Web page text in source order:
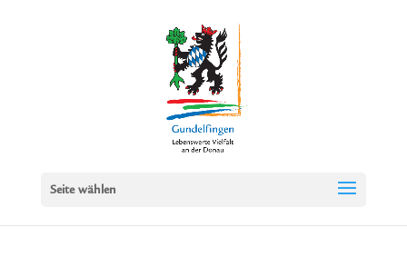
Seite wählen